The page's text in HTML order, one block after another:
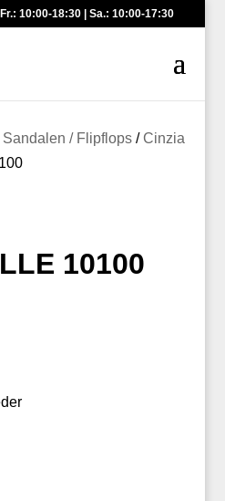
10:00-18:30 | Sa.: 10:00-17:30
Sandalen / Flipflops/Cinzia
10100